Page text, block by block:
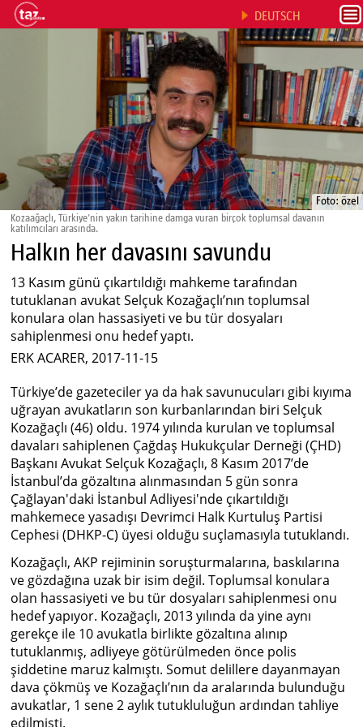
DEUTSCH
Foto: özel
Kozaağaçlı, Türkiye’nin yakın tarihine damga vuran birçok toplumsal davanın
katılımcıları arasında.
Halkın her davasını savundu
13 Kasım günü çıkartıldığı mahkeme tarafından
tutuklanan avukat Selçuk Kozağaçlı’nın toplumsal
konulara olan hassasiyeti ve bu tür dosyaları
sahiplenmesi onu hedef yaptı.
ERK ACARER, 2017-11-15
Türkiye’de gazeteciler ya da hak savunucuları gibi kıyıma
uğrayan avukatların son kurbanlarından biri Selçuk
Kozağaçlı (46) oldu. 1974 yılında kurulan ve toplumsal
davaları sahiplenen Çağdaş Hukukçular Derneği (ÇHD)
Başkanı Avukat Selçuk Kozağaçlı, 8 Kasım 2017’de
İstanbul’da gözaltına alınmasından 5 gün sonra
Çağlayan'daki İstanbul Adliyesi'nde çıkartıldığı
mahkemece yasadışı Devrimci Halk Kurtuluş Partisi
Cephesi (DHKP-C) üyesi olduğu suçlamasıyla tutuklandı.
Kozağaçlı, AKP rejiminin soruşturmalarına, baskılarına
ve gözdağına uzak bir isim değil. Toplumsal konulara
olan hassasiyeti ve bu tür dosyaları sahiplenmesi onu
hedef yapıyor. Kozağaçlı, 2013 yılında da yine aynı
gerekçe ile 10 avukatla birlikte gözaltına alınıp
tutuklanmış, adliyeye götürülmeden önce polis
şiddetine maruz kalmıştı. Somut delillere dayanmayan
dava çökmüş ve Kozağaçlı’nın da aralarında bulunduğu
avukatlar, 1 sene 2 aylık tutukluluğun ardından tahliye
edilmişti.